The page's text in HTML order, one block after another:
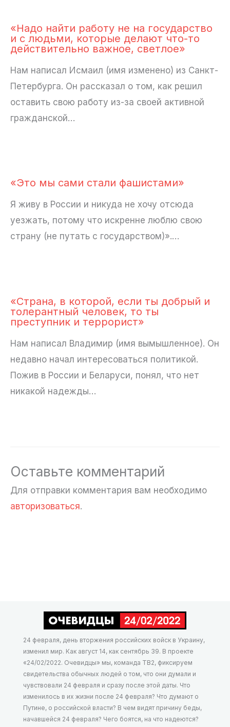
«Надо найти работу не на государство
и с людьми, которые делают что-то
действительно важное, светлое»
Нам написал Исмаил (имя изменено) из Санкт-
Петербурга. Он рассказал о том, как решил
оставить свою работу из-за своей активной
гражданской…
«Это мы сами стали фашистами»
Я живу в России и никуда не хочу отсюда
уезжать, потому что искренне люблю свою
страну (не путать с государством)».…
«Страна, в которой, если ты добрый и
толерантный человек, то ты
преступник и террорист»
Нам написал Владимир (имя вымышленное). Он
недавно начал интересоваться политикой.
Пожив в России и Беларуси, понял, что нет
никакой надежды…
Оставьте комментарий
Для отправки комментария вам необходимо
авторизоваться.
24 февраля, день вторжения российских войск в Украину,
изменил мир. Как август 14, как сентябрь 39. В проекте
«24/02/2022. Очевидцы» мы, команда ТВ2, фиксируем
свидетельства обычных людей о том, что они думали и
чувствовали 24 февраля и сразу после этой даты. Что
изменилось в их жизни после 24 февраля? Что думают о
Путине, о российской власти? В чем видят причину беды,
начавшейся 24 февраля? Чего боятся, на что надеются?